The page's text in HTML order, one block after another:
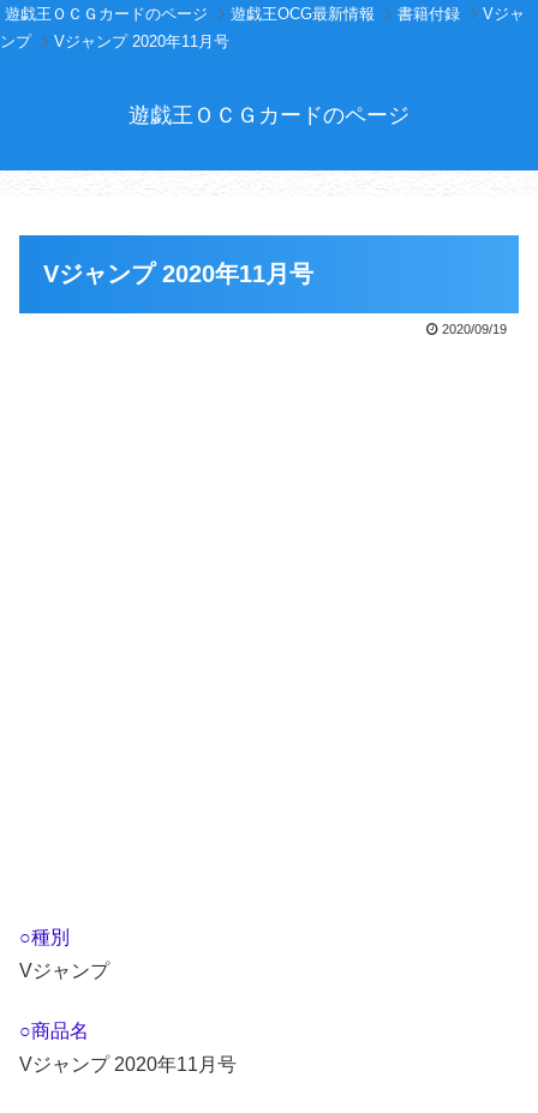
遊戯王ＯＣＧカードのページ 遊戯王OCG最新情報 書籍付録
Vジャ
ンプ
Vジャンプ 2020年11月号
遊戯王ＯＣＧカードのページ
Vジャンプ 2020年11月号
2020/09/19
○種別
Vジャンプ
○商品名
Vジャンプ 2020年11月号